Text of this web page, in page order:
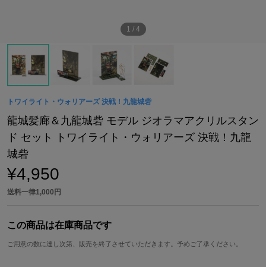
1 / 4
トワイライト・ウォリアーズ 決戦！九龍城砦
龍城髪廊＆九龍城砦 モデル ジオラマアクリルスタン
ド セット トワイライト・ウォリアーズ 決戦！九龍
城砦
¥4,950
送料一律1,000円
この商品は在庫商品です
ご用意の数に達し次第、販売を終了させていただきます。予めご了承ください。